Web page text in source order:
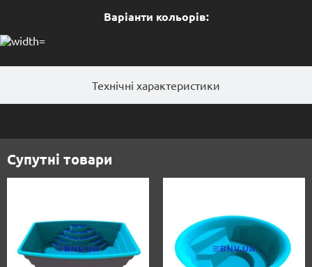
Технічні характеристики
Варiанти кольорiв:
Супутні товари